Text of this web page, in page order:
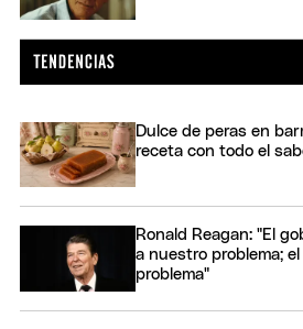
Dulce de peras en
receta con todo el
Ronald Reagan: "El
a nuestro problema;
problema"